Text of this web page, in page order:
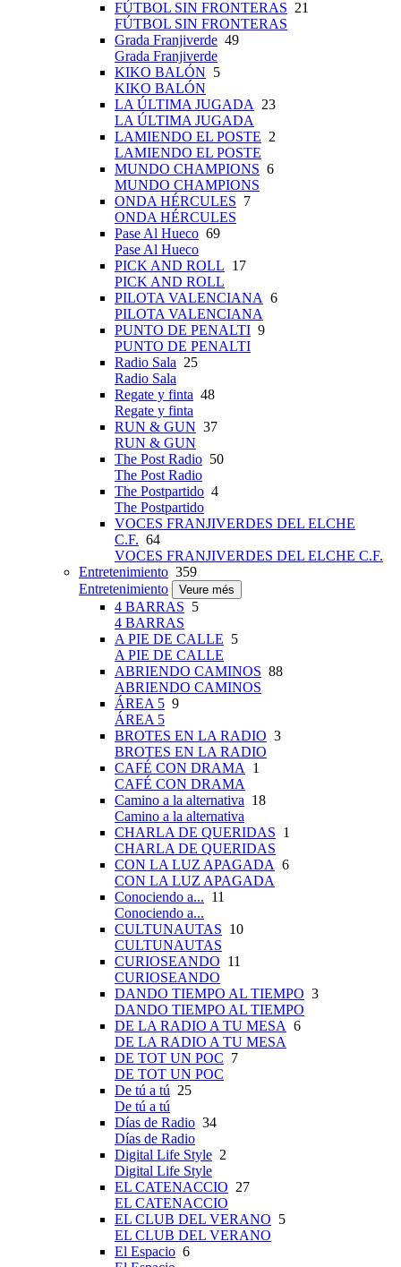
FÚTBOL SIN FRONTERAS 21
FÚTBOL SIN FRONTERAS
Grada Franjiverde 49
Grada Franjiverde
KIKO BALÓN 5
KIKO BALÓN
LA ÚLTIMA JUGADA 23
LA ÚLTIMA JUGADA
LAMIENDO EL POSTE 2
LAMIENDO EL POSTE
MUNDO CHAMPIONS 6
MUNDO CHAMPIONS
ONDA HÉRCULES 7
ONDA HÉRCULES
Pase Al Hueco 69
Pase Al Hueco
PICK AND ROLL 17
PICK AND ROLL
PILOTA VALENCIANA 6
PILOTA VALENCIANA
PUNTO DE PENALTI 9
PUNTO DE PENALTI
Radio Sala 25
Radio Sala
Regate y finta 48
Regate y finta
RUN & GUN 37
RUN & GUN
The Post Radio 50
The Post Radio
The Postpartido 4
The Postpartido
VOCES FRANJIVERDES DEL ELCHE
C.F. 64
VOCES FRANJIVERDES DEL ELCHE C.F.
Entretenimiento 359
Entretenimiento
Veure més
4 BARRAS 5
4 BARRAS
A PIE DE CALLE 5
A PIE DE CALLE
ABRIENDO CAMINOS 88
ABRIENDO CAMINOS
ÁREA 5 9
ÁREA 5
BROTES EN LA RADIO 3
BROTES EN LA RADIO
CAFÉ CON DRAMA 1
CAFÉ CON DRAMA
Camino a la alternativa 18
Camino a la alternativa
CHARLA DE QUERIDAS 1
CHARLA DE QUERIDAS
CON LA LUZ APAGADA 6
CON LA LUZ APAGADA
Conociendo a... 11
Conociendo a...
CULTUNAUTAS 10
CULTUNAUTAS
CURIOSEANDO 11
CURIOSEANDO
DANDO TIEMPO AL TIEMPO 3
DANDO TIEMPO AL TIEMPO
DE LA RADIO A TU MESA 6
DE LA RADIO A TU MESA
DE TOT UN POC 7
DE TOT UN POC
De tú a tú 25
De tú a tú
Días de Radio 34
Días de Radio
Digital Life Style 2
Digital Life Style
EL CATENACCIO 27
EL CATENACCIO
EL CLUB DEL VERANO 5
EL CLUB DEL VERANO
El Espacio 6